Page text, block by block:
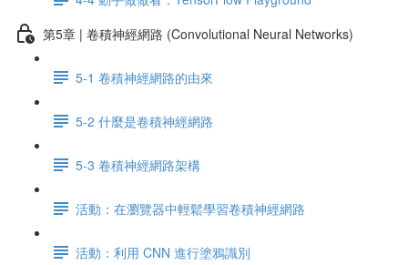
第5章 | 卷積神經網路 (Convolutional Neural Networks)
5-1 卷積神經網路的由來
5-2 什麼是卷積神經網路
5-3 卷積神經網路架構
活動：在瀏覽器中輕鬆學習卷積神經網路
活動：利用 CNN 進行塗鴉識別